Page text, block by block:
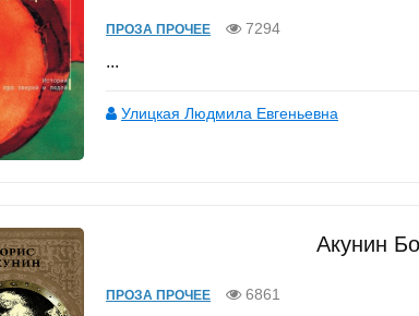
ПРОЗА ПРОЧЕЕ 7294
...
Улицкая Людмила Евгеньевна
Акунин
ПРОЗА ПРОЧЕЕ 6861